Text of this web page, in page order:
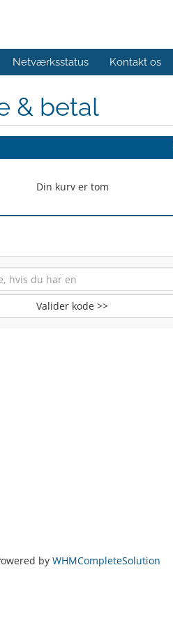
Netværksstatus Kontakt os
& betal
Din kurv er tom
Valider kode >>
by WHMCompleteSolution